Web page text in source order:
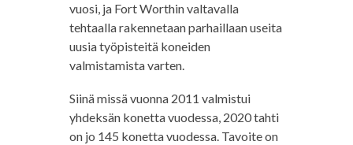
vuosi, ja Fort Worthin valtavalla
tehtaalla rakennetaan parhaillaan useita
uusia työpisteitä koneiden
valmistamista varten.
Siinä missä vuonna 2011 valmistui
yhdeksän konetta vuodessa, 2020 tahti
on jo 145 konetta vuodessa. Tavoite on